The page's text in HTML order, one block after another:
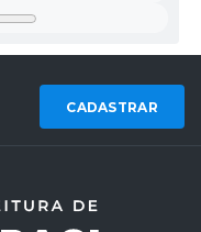
CADASTRAR